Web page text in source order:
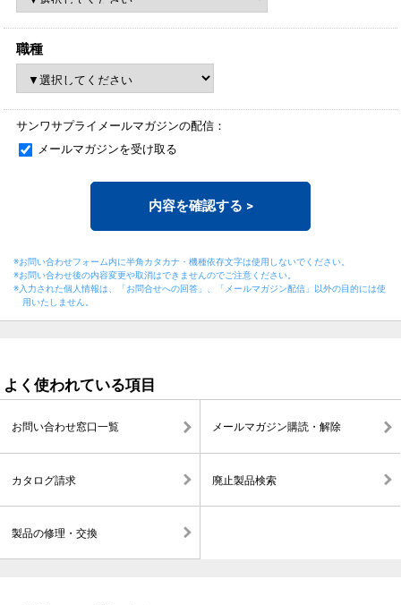
職種
サンワサプライメールマガジンの配信：
メールマガジンを受け取る
内容を確認する >
※お問い合わせフォーム内に半角カタカナ・機種依存文字は使用しないでください。
※お問い合わせ後の内容変更や取消はできませんのでご注意ください。
※入力された個人情報は、「お問合せへの回答」、「メールマガジン配信」以外の目的には使
用いたしません。
よく使われている項目
お問い合わせ窓口一覧 メールマガジン購読・解除
カタログ請求 廃止製品検索
製品の修理・交換